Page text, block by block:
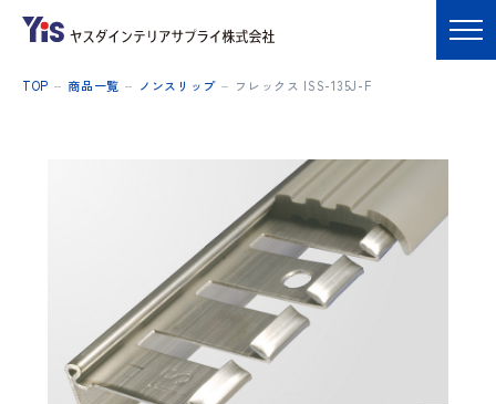
TOP 商品一覧 ノンスリップ フレックス ISS-135J-F